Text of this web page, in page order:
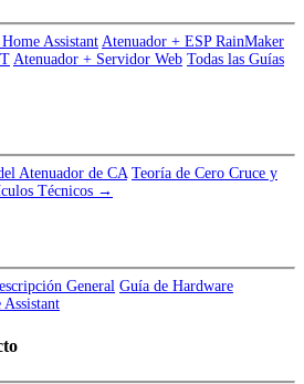
Assistant Atenuador + ESP RainMaker
Atenuador + Servidor Web Todas las Guías
Atenuador de CA Teoría de Cero Cruce y
Técnicos →
General Guía de Hardware